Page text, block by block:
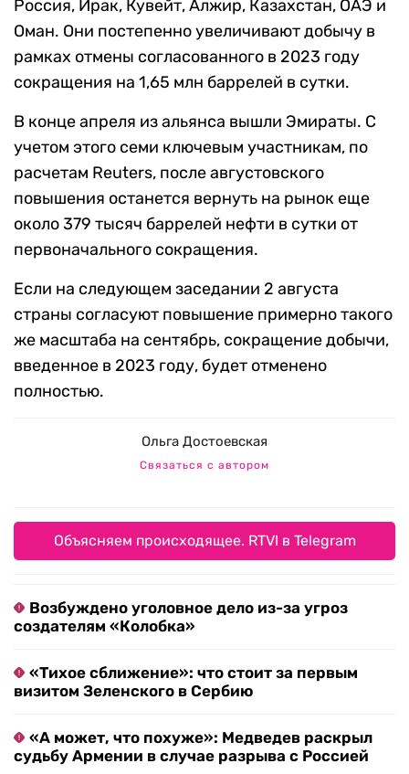
Россия, Ирак, Кувейт, Алжир, Казахстан, ОАЭ и
Оман. Они постепенно увеличивают добычу в
рамках отмены согласованного в 2023 году
сокращения на 1,65 млн баррелей в сутки.
В конце апреля из альянса вышли Эмираты. С
учетом этого семи ключевым участникам, по
расчетам Reuters, после августовского
повышения останется вернуть на рынок еще
около 379 тысяч баррелей нефти в сутки от
первоначального сокращения.
Если на следующем заседании 2 августа
страны согласуют повышение примерно такого
же масштаба на сентябрь, сокращение добычи,
введенное в 2023 году, будет отменено
полностью.
Ольга Достоевская
Связаться с автором
Объясняем происходящее. RTVI в Telegram
Возбуждено уголовное дело из-за угроз
создателям «Колобка»
«Тихое сближение»: что стоит за первым
визитом Зеленского в Сербию
«А может, что похуже»: Медведев раскрыл
судьбу Армении в случае разрыва с Россией